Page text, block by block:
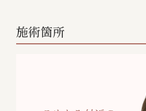
施術箇所